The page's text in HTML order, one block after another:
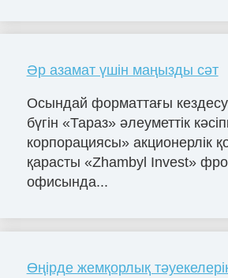
Әр азамат үшін маңызды сәт
Осындай форматтағы
бүгін «Тараз» әлеуметтік
корпорациясы» акционерлік
қарасты «Zhambyl Invest»
офисында...
Өңірде жемқорлық